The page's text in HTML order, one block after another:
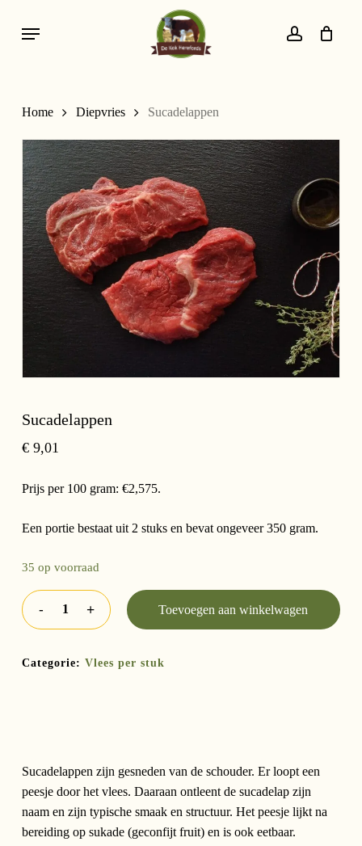
account
Menu
Home Diepvries Sucadelappen
Sucadelappen
€9,01
Prijs per 100 gram: €2,575.
Een portie bestaat uit 2 stuks en bevat ongeveer 350 gram.
35 op voorraad
Toevoegen aan winkelwagen
Categorie: Vlees per stuk
Sucadelappen zijn gesneden van de schouder. Er loopt een
peesje door het vlees. Daaraan ontleent de sucadelap zijn
naam en zijn typische smaak en structuur. Het peesje lijkt na
bereiding op sukade (geconfijt fruit) en is ook eetbaar.